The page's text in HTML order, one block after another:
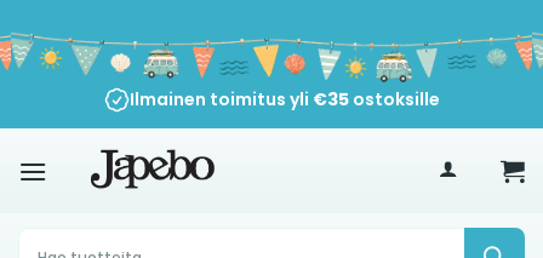
sisältöön
Ilmainen toimitus yli €35ostoksille
Products
search